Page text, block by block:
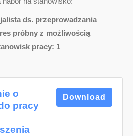
ds. przeprowadzania
próbny z możliwością
pracy: 1
o
pracy
Download